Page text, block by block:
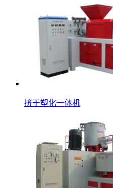
挤干塑化一体机